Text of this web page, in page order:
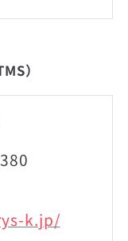
）
k.jp/